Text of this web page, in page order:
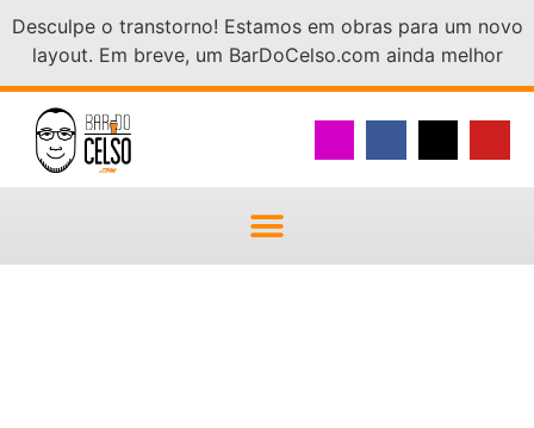
Desculpe o transtorno! Estamos em obras para um novo
layout. Em breve, um BarDoCelso.com ainda melhor